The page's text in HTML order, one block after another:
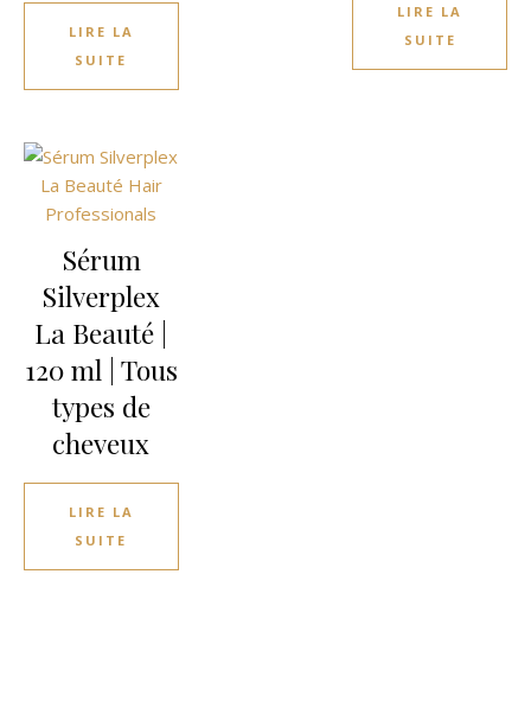
LIRE LA
SUITE
LIRE LA
SUITE
Sérum
Silverplex
La Beauté |
120 ml | Tous
types de
cheveux
LIRE LA
SUITE